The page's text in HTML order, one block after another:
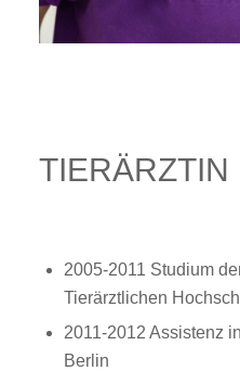
TIERÄRZTIN
2005-2011 Studium
Tierärztlichen
2011-2012 Assistenz
Berlin